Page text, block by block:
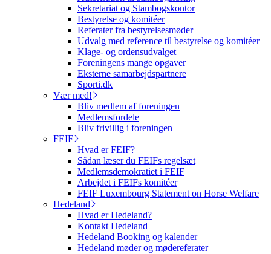
Sekretariat og Stambogskontor
Bestyrelse og komitéer
Referater fra bestyrelsesmøder
Udvalg med reference til bestyrelse og komitéer
Klage- og ordensudvalget
Foreningens mange opgaver
Eksterne samarbejdspartnere
Sporti.dk
Vær med!
Bliv medlem af foreningen
Medlemsfordele
Bliv frivillig i foreningen
FEIF
Hvad er FEIF?
Sådan læser du FEIFs regelsæt
Medlemsdemokratiet i FEIF
Arbejdet i FEIFs komitéer
FEIF Luxembourg Statement on Horse Welfare
Hedeland
Hvad er Hedeland?
Kontakt Hedeland
Hedeland Booking og kalender
Hedeland møder og mødereferater